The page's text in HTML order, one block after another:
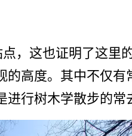
，这也证明了这里的
高度。其中不仅有
行树木学散步的常